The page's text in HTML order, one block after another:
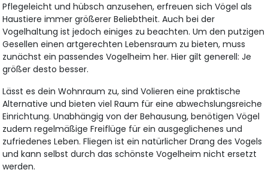
Pflegeleicht und hübsch anzusehen, erfreuen sich Vögel als
Haustiere immer größerer Beliebtheit. Auch bei der
Vogelhaltung ist jedoch einiges zu beachten. Um den putzigen
Gesellen einen artgerechten Lebensraum zu bieten, muss
zunächst ein passendes Vogelheim her. Hier gilt generell: Je
größer desto besser.
Lässt es dein Wohnraum zu, sind Volieren eine praktische
Alternative und bieten viel Raum für eine abwechslungsreiche
Einrichtung. Unabhängig von der Behausung, benötigen Vögel
zudem regelmäßige Freiflüge für ein ausgeglichenes und
zufriedenes Leben. Fliegen ist ein natürlicher Drang des Vogels
und kann selbst durch das schönste Vogelheim nicht ersetzt
werden.